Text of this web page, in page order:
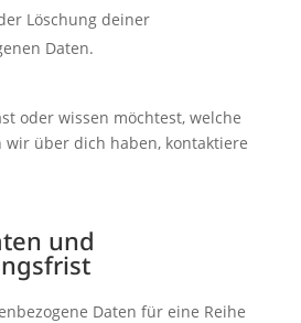
Löschung deiner
Daten.
oder wissen möchtest, welche
wir über dich haben, kontaktiere
und
Daten für eine Reihe